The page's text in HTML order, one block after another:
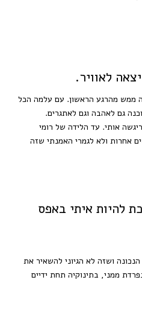
לאוויר.
ממש מהרגע הראשון. עם עלמה הכל
גם לאהבה וגם לאתגרים.
אותי. עד הלידה של רומי
אחרות ולא לגמרי האמנתי שזה
להיות איתי באפס
ושזה לא הגיוני להשאיר את
ממני, בתינוקיה תחת ידיים